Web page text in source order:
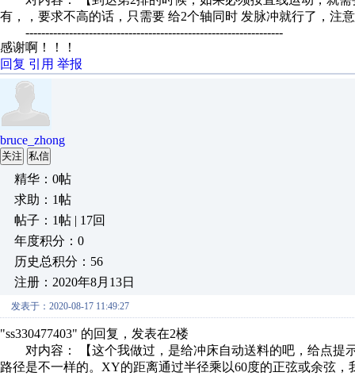
有，，要求不高的话，只需要 给2个轴同时 发脉冲就行了，注
-----------------------------------------------------------------
感谢啊！！！
回复 引用 举报
bruce_zhong
关注 私信
精华：0帖
求助：1帖
帖子：1帖 | 17回
年度积分：0
历史总积分：56
注册：2020年8月13日
发表于：2020-08-17 11:49:27
"ss330477403" 的回复，发表在2楼
对内容： 【这个我做过，是给冲床自动送料的吧，给点提
路径是不一样的。XY的距离通过半径乘以60度的正弦或余弦